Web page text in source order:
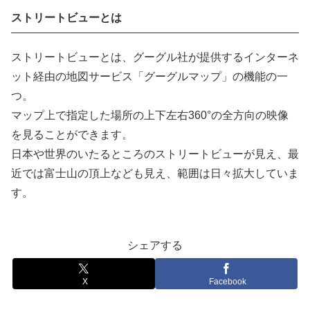
ストリートビューとは
ストリートビューとは、グーグル社が提供するインターネ
ット経由の地図サービス「グーグルマップ」の機能の一
つ。
マップ上で指定した場所の上下左右360°の全方向の映像
を見ることができます。
日本や世界のいたるところのストリートビューが見え、最
近では富士山の頂上なども見え、範囲は日々拡大していま
す。
シェアする
X Facebook